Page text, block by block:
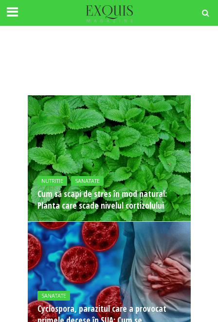
NUTRITIE SANATATE
Cum să scapi de stres în mod natural:
Planta care scade nivelul cortizolului
SANATATE
Cyclospora, parazitul care a provocat